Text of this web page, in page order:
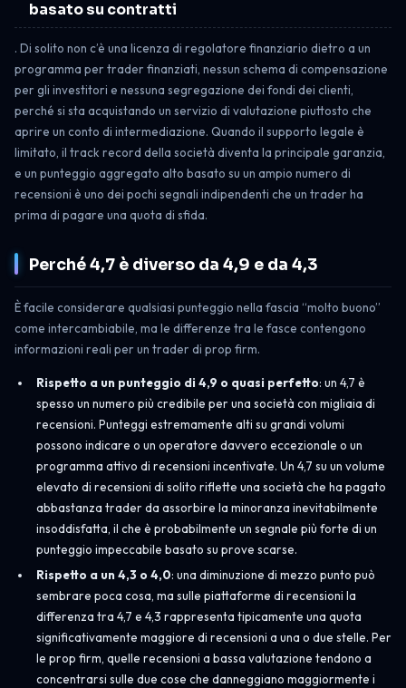
basato su contratti
. Di solito non c’è una licenza di regolatore finanziario dietro a un
programma per trader finanziati, nessun schema di compensazione
per gli investitori e nessuna segregazione dei fondi dei clienti,
perché si sta acquistando un servizio di valutazione piuttosto che
aprire un conto di intermediazione. Quando il supporto legale è
limitato, il track record della società diventa la principale garanzia,
e un punteggio aggregato alto basato su un ampio numero di
recensioni è uno dei pochi segnali indipendenti che un trader ha
prima di pagare una quota di sfida.
Perché 4,7 è diverso da 4,9 e da 4,3
È facile considerare qualsiasi punteggio nella fascia “molto buono”
come intercambiabile, ma le differenze tra le fasce contengono
informazioni reali per un trader di prop firm.
Rispetto a un punteggio di 4,9 o quasi perfetto: un 4,7 è
spesso un numero più credibile per una società con migliaia di
recensioni. Punteggi estremamente alti su grandi volumi
possono indicare o un operatore davvero eccezionale o un
programma attivo di recensioni incentivate. Un 4,7 su un volume
elevato di recensioni di solito riflette una società che ha pagato
abbastanza trader da assorbire la minoranza inevitabilmente
insoddisfatta, il che è probabilmente un segnale più forte di un
punteggio impeccabile basato su prove scarse.
Rispetto a un 4,3 o 4,0: una diminuzione di mezzo punto può
sembrare poca cosa, ma sulle piattaforme di recensioni la
differenza tra 4,7 e 4,3 rappresenta tipicamente una quota
significativamente maggiore di recensioni a una o due stelle. Per
le prop firm, quelle recensioni a bassa valutazione tendono a
concentrarsi sulle due cose che danneggiano maggiormente i